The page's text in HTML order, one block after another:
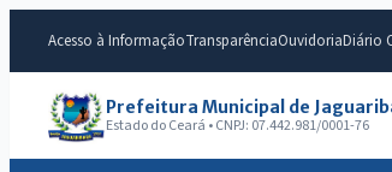
Acesso à InformaçãoTransparênciaOuvidoriaDiário
Prefeitura Municipal de
Estado do Ceará • CNPJ: 07.442.981/0001-76